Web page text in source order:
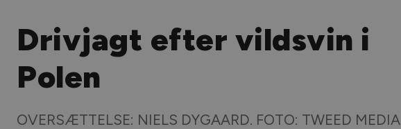
Drivjagt efter vildsvin i
Polen
OVERSÆTTELSE: NIELS DYGAARD. FOTO: TWEED MEDIA